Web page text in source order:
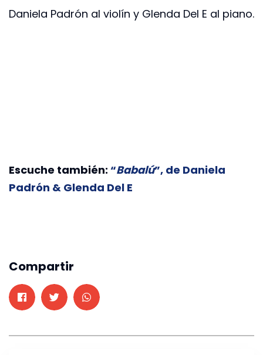
Daniela Padrón al violín y Glenda Del E al piano.
Escuche también: “Babalú”, de Daniela
Padrón & Glenda Del E
Compartir